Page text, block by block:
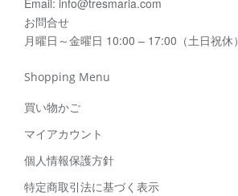
Email: info@tresmaria.com
お問合せ
月曜日～金曜日 10:00 – 17:00（土日祝休）
Shopping Menu
買い物かご
マイアカウント
個人情報保護方針
特定商取引法に基づく表示